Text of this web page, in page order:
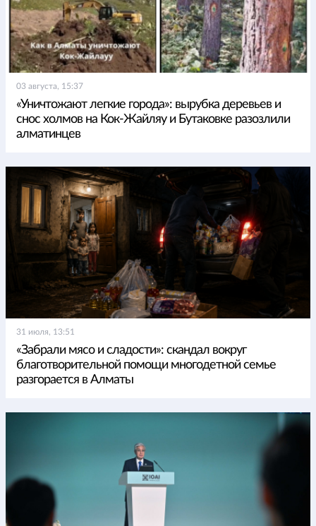
03 августа, 15:37
«Уничтожают легкие города»: вырубка деревьев и
снос холмов на Кок-Жайляу и Бутаковке разозлили
алматинцев
31 июля, 13:51
«Забрали мясо и сладости»: скандал вокруг
благотворительной помощи многодетной семье
разгорается в Алматы